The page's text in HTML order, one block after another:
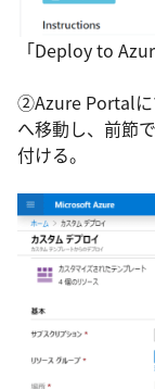
「Deploy to
②Azure Portalに
へ移動し、前節
付ける。